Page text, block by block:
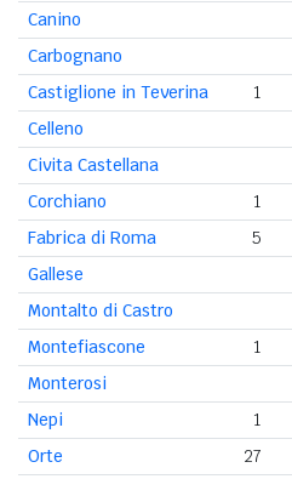
Canino
Carbognano
Castiglione in Teverina
1
Celleno
Civita Castellana
Corchiano
1
Fabrica di Roma
5
Gallese
Montalto di Castro
Montefiascone
1
Monterosi
Nepi
1
Orte
27